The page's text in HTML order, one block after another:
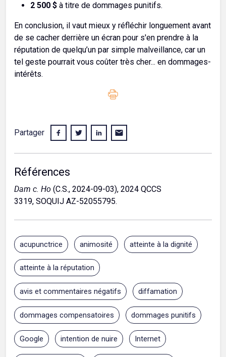
2 500 $ à titre de dommages punitifs.
En conclusion, il vaut mieux y réfléchir longuement avant
de se cacher derrière un écran pour s'en prendre à la
réputation de quelqu’un par simple malveillance, car un
tel geste pourrait vous coûter très cher... en dommages-
intérêts.
Partager
Références
Dam c. Ho (C.S., 2024-09-03), 2024 QCCS
3319, SOQUIJ AZ-52055795.
acupunctrice animosité atteinte à la dignité
atteinte à la réputation
avis et commentaires négatifs diffamation
dommages compensatoires dommages punitifs
Google intention de nuire Internet